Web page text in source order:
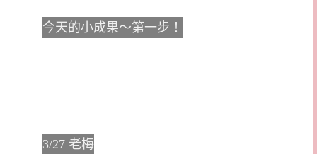
今天的小成果～第一步！
3/27 老梅